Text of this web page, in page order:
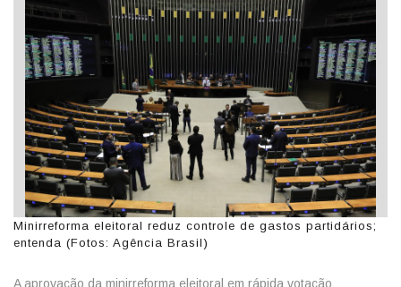
Minirreforma eleitoral reduz controle de gastos partidários;
entenda (Fotos: Agência Brasil)
A aprovação da minirreforma eleitoral em rápida votação